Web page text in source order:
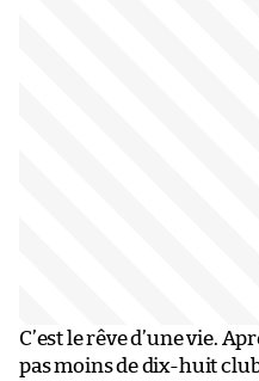
C’est le rêve d’une vie.
pas moins de dix-huit